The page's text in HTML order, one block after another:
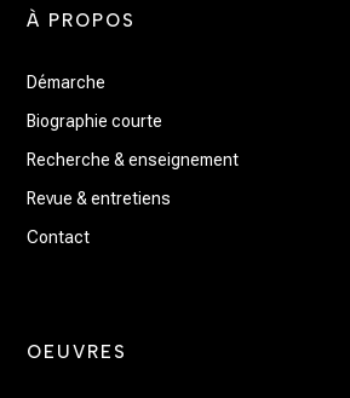
À PROPOS
Démarche
Biographie courte
Recherche & enseignement
Revue & entretiens
Contact
OEUVRES